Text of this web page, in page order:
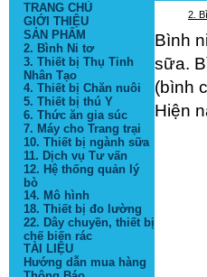
2.
Bình
sữa.
(bình
Hiện
TRANG CHỦ
GIỚI THIỆU
SẢN PHẨM
2. Bình Ni tơ
3. Thiết bị Thụ Tinh
Nhân Tạo
4. Thiết bị Chăn nuôi
5. Thiết bị thú Y
6. Thức ăn gia súc
7. Máy cho Trang trại
10. Thiết bị ngành sữa
11. Dịch vụ Tư vấn
12. Hệ thống quản lý
bò
14. Mô hình
18. Thiết bị đo lường
22. Dây chuyền, thiết bị
chế biến rác
TÀI LIỆU
Hướng dẫn mua hàng